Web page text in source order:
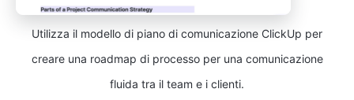
Utilizza il modello di piano di comunicazione ClickUp per
creare una roadmap di processo per una comunicazione
fluida tra il team e i clienti.